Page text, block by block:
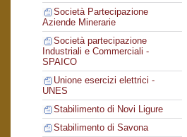
Società Partecipazione
Aziende Minerarie
Società partecipazione
Industriali e Commerciali -
SPAICO
Unione esercizi elettrici -
UNES
Stabilimento di Novi Ligure
Stabilimento di Savona